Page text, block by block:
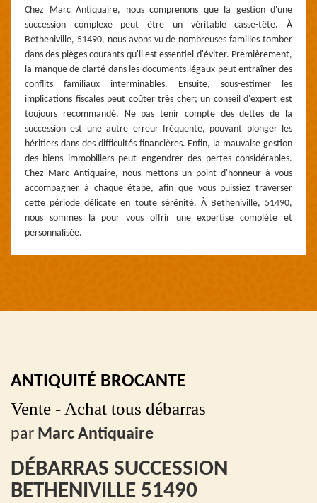
Chez Marc Antiquaire, nous comprenons que la gestion d'une
succession complexe peut être un véritable casse-tête. À
Betheniville, 51490, nous avons vu de nombreuses familles tomber
dans des pièges courants qu'il est essentiel d'éviter. Premièrement,
la manque de clarté dans les documents légaux peut entraîner des
conflits familiaux interminables. Ensuite, sous-estimer les
implications fiscales peut coûter très cher; un conseil d'expert est
toujours recommandé. Ne pas tenir compte des dettes de la
succession est une autre erreur fréquente, pouvant plonger les
héritiers dans des difficultés financières. Enfin, la mauvaise gestion
des biens immobiliers peut engendrer des pertes considérables.
Chez Marc Antiquaire, nous mettons un point d'honneur à vous
accompagner à chaque étape, afin que vous puissiez traverser
cette période délicate en toute sérénité. À Betheniville, 51490,
nous sommes là pour vous offrir une expertise complète et
personnalisée.
ANTIQUITÉ BROCANTE
Vente - Achat tous débarras
par Marc Antiquaire
DÉBARRAS SUCCESSION
BETHENIVILLE 51490